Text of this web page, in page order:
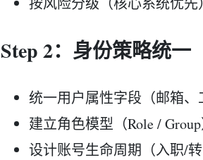
Step 2：身份策略统一
统一用户属性字段（邮箱、
建立角色模型（Role / Group
设计账号生命周期（入职/转